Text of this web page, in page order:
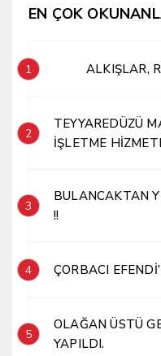
EN ÇOK
1 ALKIŞLAR,
2
TEYYAREDÜZÜ
İŞLETME
3
BULANCAKTAN
!!
4 ÇORBACI
5
OLAĞAN ÜSTÜ
YAPILDI.